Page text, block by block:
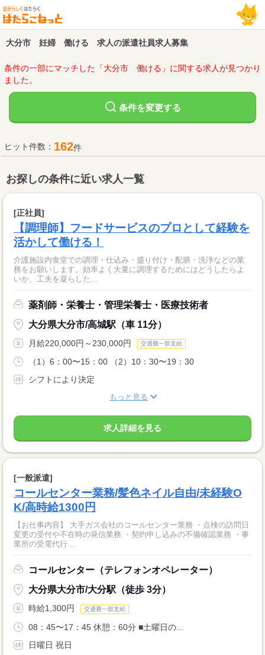
大分市 妊婦 働ける 求人の派遣社員求人募集
条件の一部にマッチした「大分市 働ける」に関する求人が見つかり
ました。
条件を変更する
ヒット件数： 162件
お探しの条件に近い求人一覧
[正社員]
【調理師】フードサービスのプロとして経験を
活かして働ける！
介護施設内食堂での調理・仕込み・盛り付け・配膳・洗浄などの業
務をお願いします。効率よく大量に調理するためにはどうしたらよ
いか、工夫を凝らした...
薬剤師・栄養士・管理栄養士・医療技術者
大分県大分市/高城駅（車 11分）
月給220,000円～230,000円 交通費一部支給
（1）6：00〜15：00 （2）10：30〜19：30
シフトにより決定
もっと見る
求人詳細を見る
[一般派遣]
コールセンター業務/髪色ネイル自由/未経験O
K/高時給1300円
【お仕事内容】 大手ガス会社のコールセンター業務 ・点検の訪問日
変更の受付や不在時の発信業務 ・契約申し込みの不備確認業務 ・事
業所の受電代行 ...
コールセンター（テレフォンオペレーター）
大分県大分市/大分駅（徒歩 3分）
時給1,300円 交通費一部支給
08：45〜17：45 休憩：60分 ■土曜日の...
日曜日 祝日